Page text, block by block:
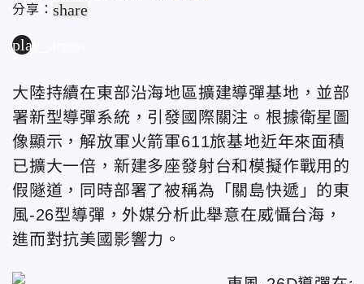
分享：share
play_arrow
大陸持續在東部沿海地區擴建導彈基地，並部
署新型導彈系統，引發國際關注。根據衛星圖
像顯示，解放軍火箭軍611旅基地近年來面積
已擴大一倍，新建多座發射台和模擬作戰用的
假隧道，同時部署了被稱為「關島快遞」的東
風-26型導彈，外媒分析此舉意在威懾台海，
進而對抗美國影響力。